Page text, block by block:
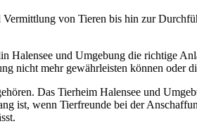
von Tieren bis hin zur
und Umgebung die richtige
nicht mehr gewährleisten können oder
Das Tierheim Halensee und
ist, wenn Tierfreunde bei der